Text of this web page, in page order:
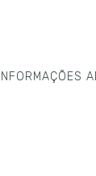
INFORMAÇÕES